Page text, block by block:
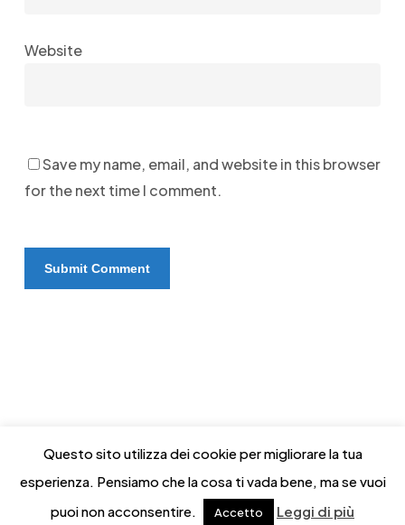
Website
Save my name, email, and website in this browser
for the next time I comment.
© 2026 Movie Angels di Salvatore Scaduto.
Piazzale Governo Provvisorio, 4 - 20127 Milano
Questo sito utilizza dei cookie per migliorare la tua
esperienza. Pensiamo che la cosa ti vada bene, ma se vuoi
puoi non acconsentire.
Accetto Leggi di più